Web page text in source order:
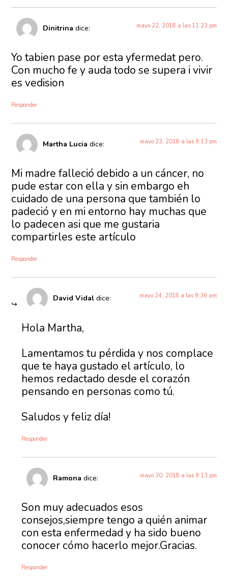
Dinitrina dice: mayo 22, 2018 a las 11:23 pm
Yo tabien pase por esta yfermedat pero.
Con mucho fe y auda todo se supera i vivir
es vedision
Responder
Martha Lucia dice: mayo 23, 2018 a las 9:13 pm
Mi madre falleció debido a un cáncer, no
pude estar con ella y sin embargo eh
cuidado de una persona que también lo
padeció y en mi entorno hay muchas que
lo padecen asi que me gustaria
compartirles este artículo
Responder
David Vidal dice: mayo 24, 2018 a las 9:36 am
Hola Martha,
Lamentamos tu pérdida y nos complace
que te haya gustado el artículo, lo
hemos redactado desde el corazón
pensando en personas como tú.
Saludos y feliz día!
Responder
Ramona dice: mayo 30, 2018 a las 9:13 pm
Son muy adecuados esos
consejos,siempre tengo a quién animar
con esta enfermedad y ha sido bueno
conocer cómo hacerlo mejor.Gracias.
Responder